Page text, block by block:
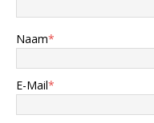
Naam*
E-Mail*